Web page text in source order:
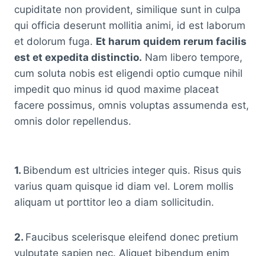
cupiditate non provident, similique sunt in culpa
qui officia deserunt mollitia animi, id est laborum
et dolorum fuga. Et harum quidem rerum facilis
est et expedita distinctio. Nam libero tempore,
cum soluta nobis est eligendi optio cumque nihil
impedit quo minus id quod maxime placeat
facere possimus, omnis voluptas assumenda est,
omnis dolor repellendus.
1. Bibendum est ultricies integer quis. Risus quis
varius quam quisque id diam vel. Lorem mollis
aliquam ut porttitor leo a diam sollicitudin.
2. Faucibus scelerisque eleifend donec pretium
vulputate sapien nec. Aliquet bibendum enim